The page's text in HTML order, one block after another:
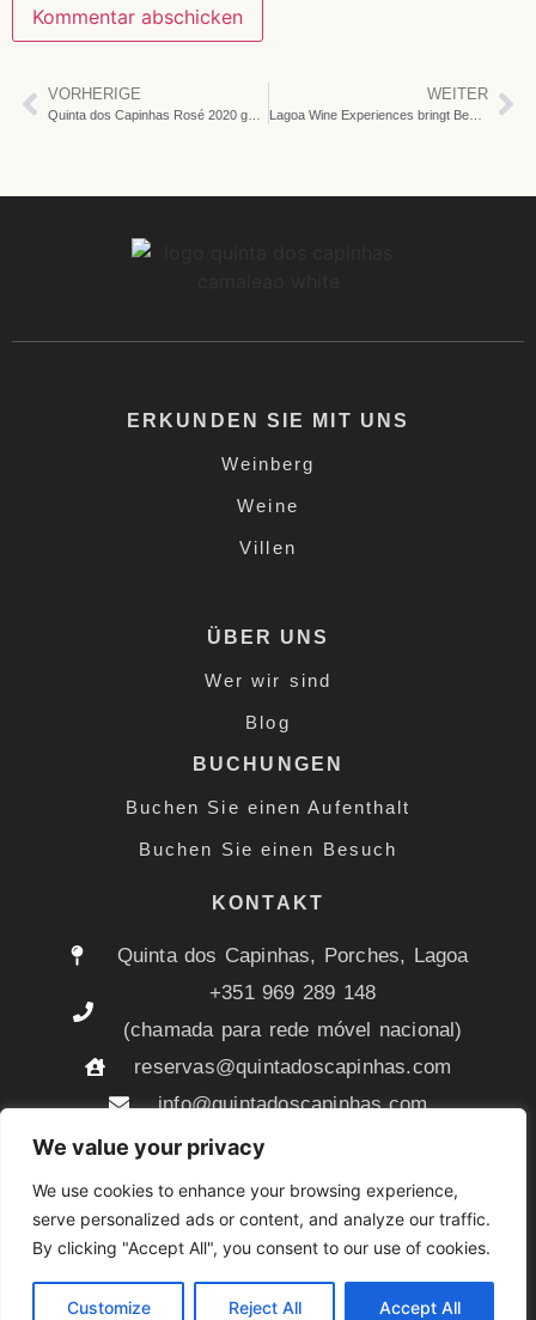
We value your privacy
We use cookies to enhance your browsing experience,
serve personalized ads or content, and analyze our traffic.
By clicking "Accept All", you consent to our use of cookies.
Customize Reject All Accept All
VORHERIGE WEITER
Lagoa Wine Experiences bringt Besucher und Kunst zur Quinta dos Capinhas
ERKUNDEN SIE MIT UNS
Weinberg
Weine
Villen
ÜBER UNS
Wer wir sind
Blog
BUCHUNGEN
Buchen Sie einen Aufenthalt
Buchen Sie einen Besuch
KONTAKT
Quinta dos Capinhas, Porches, Lagoa
+351 969 289 148
(chamada para rede móvel nacional)
reservas@quintadoscapinhas.com
info@quintadoscapinhas.com
Quinta dos Capinhas © 2025